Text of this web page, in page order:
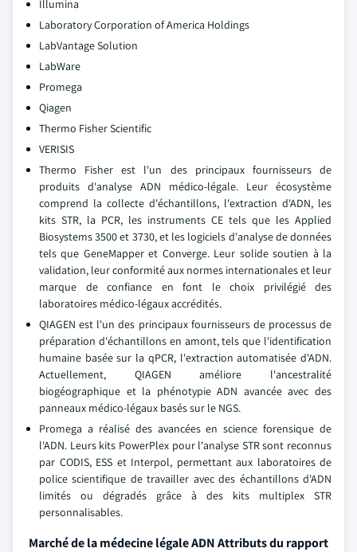
Illumina
Laboratory Corporation of America Holdings
LabVantage Solution
LabWare
Promega
Qiagen
Thermo Fisher Scientific
VERISIS
Thermo Fisher est l'un des principaux fournisseurs de
produits d'analyse ADN médico-légale. Leur écosystème
comprend la collecte d'échantillons, l'extraction d'ADN, les
kits STR, la PCR, les instruments CE tels que les Applied
Biosystems 3500 et 3730, et les logiciels d'analyse de données
tels que GeneMapper et Converge. Leur solide soutien à la
validation, leur conformité aux normes internationales et leur
marque de confiance en font le choix privilégié des
laboratoires médico-légaux accrédités.
QIAGEN est l'un des principaux fournisseurs de processus de
préparation d'échantillons en amont, tels que l'identification
humaine basée sur la qPCR, l'extraction automatisée d'ADN.
Actuellement, QIAGEN améliore l'ancestralité
biogéographique et la phénotypie ADN avancée avec des
panneaux médico-légaux basés sur le NGS.
Promega a réalisé des avancées en science forensique de
l'ADN. Leurs kits PowerPlex pour l'analyse STR sont reconnus
par CODIS, ESS et Interpol, permettant aux laboratoires de
police scientifique de travailler avec des échantillons d'ADN
limités ou dégradés grâce à des kits multiplex STR
personnalisables.
Marché de la médecine légale ADN Attributs du rapport